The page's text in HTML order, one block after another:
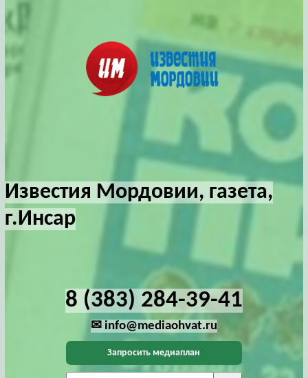
Известия Мордовии, газета,
г.Инсар
8 (383) 284-39-41
✉ info@mediaohvat.ru
Запросить медиаплан